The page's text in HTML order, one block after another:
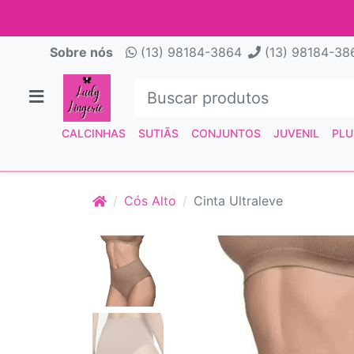
Sobre nós (13) 98184-3864 (13) 98184-
CALCINHAS SUTIÃS CONJUNTOS JUVENIL
Cós Alto Cinta Ultraleve